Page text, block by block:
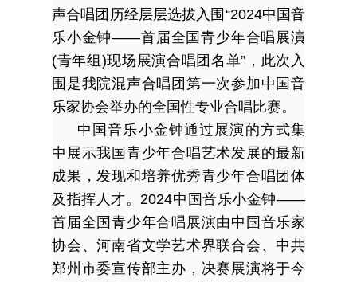
声合唱团历经层层选拔入围“2024中国音
乐小金钟——首届全国青少年合唱展演
(青年组)现场展演合唱团名单”，此次入
围是我院混声合唱团第一次参加中国音
乐家协会举办的全国性专业合唱比赛。
中国音乐小金钟通过展演的方式集
中展示我国青少年合唱艺术发展的最新
成果，发现和培养优秀青少年合唱团体
及指挥人才。2024中国音乐小金钟——
首届全国青少年合唱展演由中国音乐家
协会、河南省文学艺术界联合会、中共
郑州市委宣传部主办，决赛展演将于今